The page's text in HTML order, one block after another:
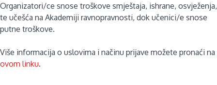
Organizatori/ce snose troškove smještaja, ishrane, osvježenja,
te učešća na Akademiji ravnopravnosti, dok učenici/e snose
putne troškove.
Više informacija o uslovima i načinu prijave možete pronaći na
ovom linku.